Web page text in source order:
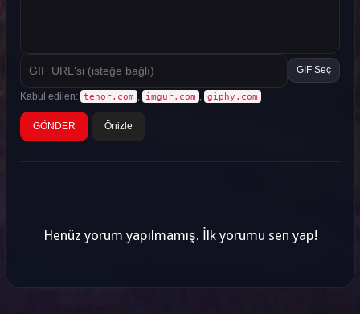
GIF Seç
Kabul edilen: tenor.com imgur.com giphy.com
Önizle
Henüz yorum yapılmamış. İlk yorumu sen yap!